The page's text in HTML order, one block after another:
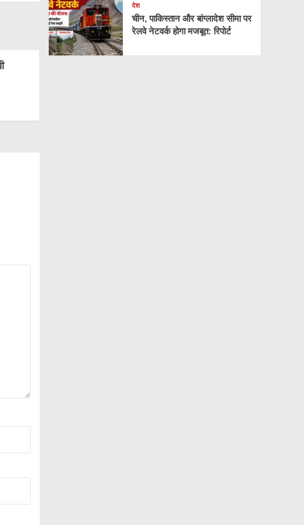
देश
चीन, पाकिस्तान और बांग्लादेश सीमा पर
रेलवे नेटवर्क होगा मजबूत: रिपोर्ट